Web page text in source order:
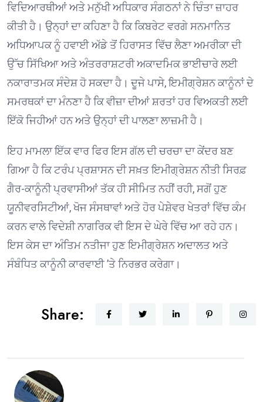
ਵਿਦਿਆਰਥੀਆਂ ਅਤੇ ਮਨੁੱਖੀ ਅਧਿਕਾਰ ਸੰਗਠਨਾਂ ਨੇ ਚਿੰਤਾ ਜ਼ਾਹਰ
ਕੀਤੀ ਹੈ। ਉਨ੍ਹਾਂ ਦਾ ਕਹਿਣਾ ਹੈ ਕਿ ਕਿਬਰੇਟ ਵਰਗੇ ਸਨਮਾਨਿਤ
ਅਧਿਆਪਕ ਨੂੰ ਹਵਾਈ ਅੱਡੇ ਤੋਂ ਹਿਰਾਸਤ ਵਿੱਚ ਲੈਣਾ ਅਮਰੀਕਾ ਦੀ
ਉੱਚ ਸਿੱਖਿਆ ਅਤੇ ਅੰਤਰਰਾਸ਼ਟਰੀ ਅਕਾਦਮਿਕ ਭਾਈਚਾਰੇ ਲਈ
ਨਕਾਰਾਤਮਕ ਸੰਦੇਸ਼ ਹੋ ਸਕਦਾ ਹੈ। ਦੂਜੇ ਪਾਸੇ, ਇਮੀਗ੍ਰੇਸ਼ਨ ਕਾਨੂੰਨਾਂ ਦੇ
ਸਮਰਥਕਾਂ ਦਾ ਮੰਨਣਾ ਹੈ ਕਿ ਵੀਜ਼ਾ ਦੀਆਂ ਸ਼ਰਤਾਂ ਹਰ ਵਿਅਕਤੀ ਲਈ
ਇੱਕੋ ਜਿਹੀਆਂ ਹਨ ਅਤੇ ਉਨ੍ਹਾਂ ਦੀ ਪਾਲਣਾ ਲਾਜ਼ਮੀ ਹੈ।
ਇਹ ਮਾਮਲਾ ਇੱਕ ਵਾਰ ਫਿਰ ਇਸ ਗੱਲ ਦੀ ਚਰਚਾ ਦਾ ਕੇਂਦਰ ਬਣ
ਗਿਆ ਹੈ ਕਿ ਟਰੰਪ ਪ੍ਰਸ਼ਾਸਨ ਦੀ ਸਖ਼ਤ ਇਮੀਗ੍ਰੇਸ਼ਨ ਨੀਤੀ ਸਿਰਫ਼
ਗੈਰ-ਕਾਨੂੰਨੀ ਪ੍ਰਵਾਸੀਆਂ ਤੱਕ ਹੀ ਸੀਮਿਤ ਨਹੀਂ ਰਹੀ, ਸਗੋਂ ਹੁਣ
ਯੂਨੀਵਰਸਿਟੀਆਂ, ਖੋਜ ਸੰਸਥਾਵਾਂ ਅਤੇ ਹੋਰ ਪੇਸ਼ੇਵਰ ਖੇਤਰਾਂ ਵਿੱਚ ਕੰਮ
ਕਰਨ ਵਾਲੇ ਵਿਦੇਸ਼ੀ ਨਾਗਰਿਕ ਵੀ ਇਸ ਦੇ ਘੇਰੇ ਵਿੱਚ ਆ ਰਹੇ ਹਨ।
ਇਸ ਕੇਸ ਦਾ ਅੰਤਿਮ ਨਤੀਜਾ ਹੁਣ ਇਮੀਗ੍ਰੇਸ਼ਨ ਅਦਾਲਤ ਅਤੇ
ਸੰਬੰਧਿਤ ਕਾਨੂੰਨੀ ਕਾਰਵਾਈ ’ਤੇ ਨਿਰਭਰ ਕਰੇਗਾ।
Share: